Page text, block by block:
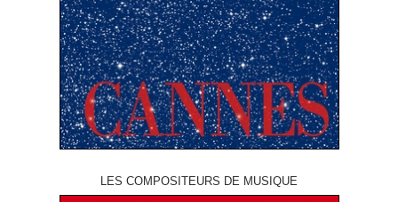
LES COMPOSITEURS DE MUSIQUE